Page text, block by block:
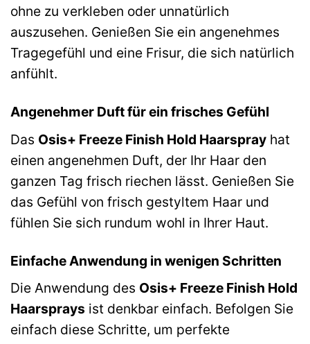
ohne zu verkleben oder unnatürlich
auszusehen. Genießen Sie ein angenehmes
Tragegefühl und eine Frisur, die sich natürlich
anfühlt.
Angenehmer Duft für ein frisches Gefühl
Das Osis+ Freeze Finish Hold Haarspray hat
einen angenehmen Duft, der Ihr Haar den
ganzen Tag frisch riechen lässt. Genießen Sie
das Gefühl von frisch gestyltem Haar und
fühlen Sie sich rundum wohl in Ihrer Haut.
Einfache Anwendung in wenigen Schritten
Die Anwendung des Osis+ Freeze Finish Hold
Haarsprays ist denkbar einfach. Befolgen Sie
einfach diese Schritte, um perfekte